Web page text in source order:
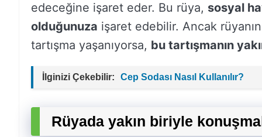
edeceğine işaret eder. Bu rüya, sosyal
olduğunuza işaret edebilir. Ancak
tartışma yaşanıyorsa, bu tartışmanın
İlginizi Çekebilir: Cep Sodası Nasıl Kullanılır?
Rüyada yakın biriyle